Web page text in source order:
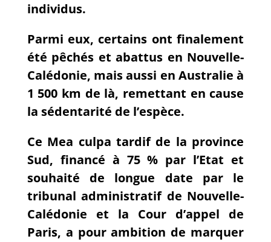
individus.
Parmi eux, certains ont finalement
été pêchés et abattus en Nouvelle-
Calédonie, mais aussi en Australie à
1 500 km de là, remettant en cause
la sédentarité de l’espèce.
Ce Mea culpa tardif de la province
Sud, financé à 75 % par l’Etat et
souhaité de longue date par le
tribunal administratif de Nouvelle-
Calédonie et la Cour d’appel de
Paris, a pour ambition de marquer